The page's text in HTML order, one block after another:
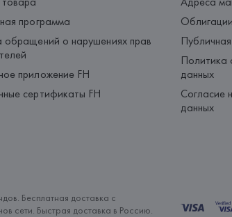
программа
обращений о нарушениях прав
приложение FH
сертификаты FH
Облигации
Политика
данных
Согласие
данных
Бесплатная доставка с
сети. Быстрая доставка в Россию.